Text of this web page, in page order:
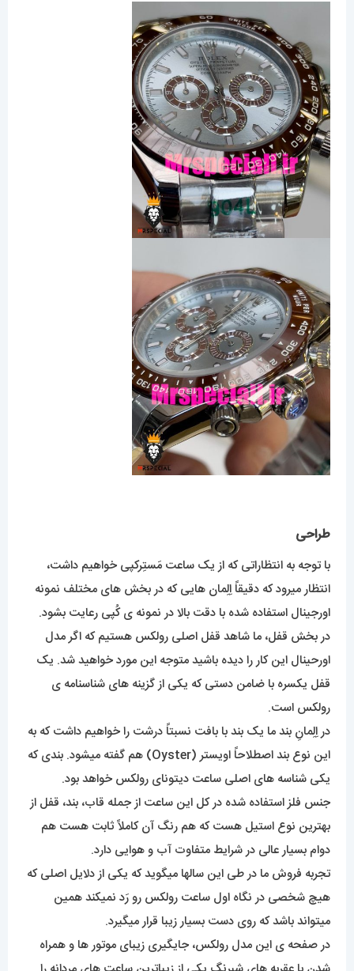
طراحی
با توجه به انتظاراتی که از یک ساعت مَستِرکپی خواهیم داشت،
انتظار میرود که دقیقاً اِلِمان هایی که در بخش های مختلف نمونه
اورجینال استفاده شده با دقت بالا در نمونه ی کُپی رعایت بشود.
در بخش قفل، ما شاهد قفل اصلی رولکس هستیم که اگر مدل
اورحینال این کار را دیده باشید متوجه این مورد خواهید شد. یک
قفل یکسره با ضامن دستی که یکی از گزینه های شناسنامه ی
رولکس است.
در اِلِمانِ بند ما یک بند با بافت نسبتاً درشت را خواهیم داشت که به
این نوع بند اصطلاحاً اویستر (Oyster) هم گفته میشود. بندی که
یکی شناسه های اصلی ساعت دیتونای رولکس خواهد بود.
جنس فلز استفاده شده در کل این ساعت از جمله قاب، بند، قفل از
بهترین نوع استیل هست که هم رنگ آن کاملاً ثابت هست هم
دوام بسیار عالی در شرایط متفاوت آب و هوایی دارد.
تجربه فروش ما در طی این سالها میگوید که یکی از دلایل اصلی که
هیچ شخصی در نگاه اول ساعت رولکس رو رَد نمیکند همین
میتواند باشد که روی دست بسیار زیبا قرار میگیرد.
در صفحه ی این مدل رولکس، جایگیری زیبای موتور ها و همراه